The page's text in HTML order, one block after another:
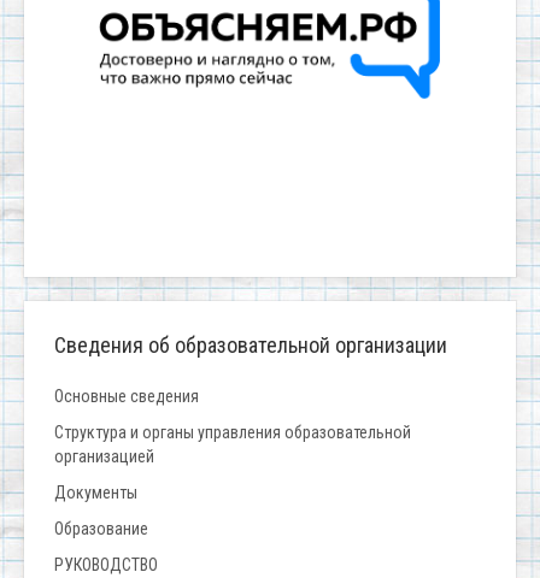
Сведения об образовательной организации
Основные сведения
Структура и органы управления образовательной
организацией
Документы
Образование
РУКОВОДСТВО